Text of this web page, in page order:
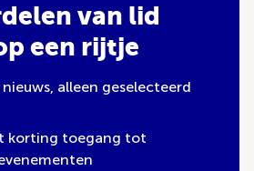
van lid
een rijtje
alleen geselecteerd
korting toegang tot